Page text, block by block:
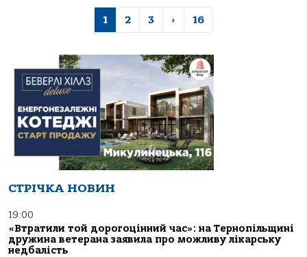
1 2 3 › 16
СТРІЧКА НОВИН
19:00
«Втратили той дорогоцінний час»: на Тернопільщині
дружина ветерана заявила про можливу лікарську
недбалість